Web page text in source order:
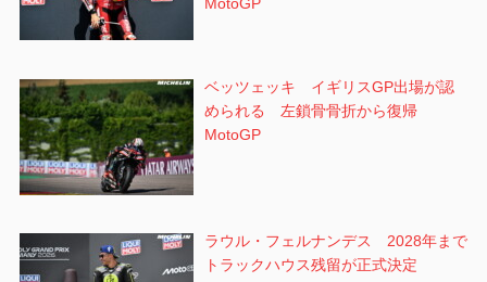
ベッツェッキ イギリスGP出場が認
められる 左鎖骨骨折から復帰
MotoGP
ラウル・フェルナンデス 2028年まで
トラックハウス残留が正式決定